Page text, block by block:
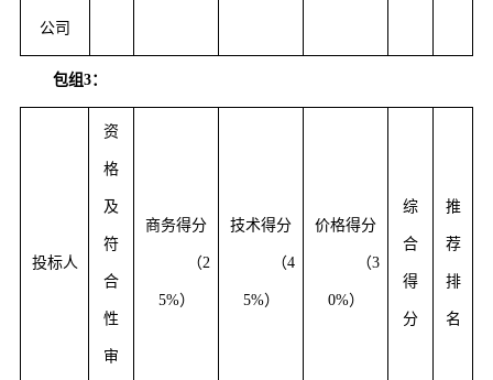
公司
包组3：
投标人
资
格
及
符
合
性
审
商务得分
（2
5%）
技术得分
（4
5%）
价格得分
（3
0%）
综
合
得
分
推
荐
排
名